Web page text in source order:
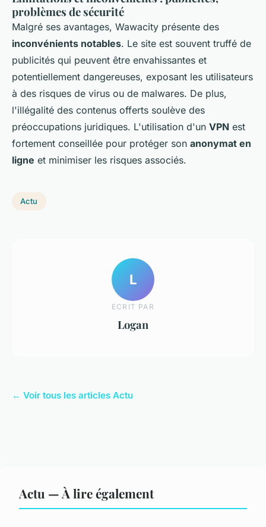
problèmes de sécurité
Malgré ses avantages, Wawacity présente des
inconvénients notables. Le site est souvent truffé de
publicités qui peuvent être envahissantes et
potentiellement dangereuses, exposant les utilisateurs
à des risques de virus ou de malwares. De plus,
l'illégalité des contenus offerts soulève des
préoccupations juridiques. L'utilisation d'un VPN est
fortement conseillée pour protéger son anonymat en
ligne et minimiser les risques associés.
Actu
L
ECRIT PAR
Logan
← Voir tous les articles Actu
Actu — À lire également